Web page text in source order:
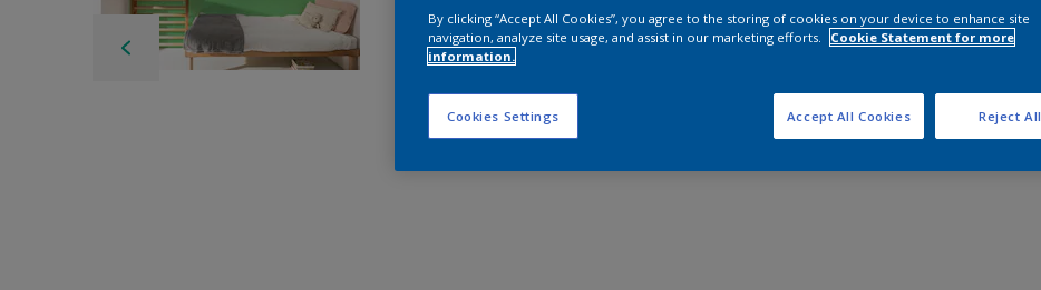
By clicking “Accept All Cookies”, you agree to the storing of cookies on your device to enhance site
navigation, analyze site usage, and assist in our marketing efforts.
Cookie Statement for more
information.
Cookies Settings Reject All
Accept All Cookies